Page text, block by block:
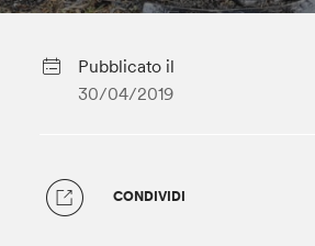
Pubblicato il
30/04/2019
CONDIVIDI